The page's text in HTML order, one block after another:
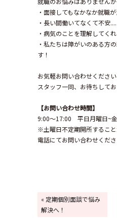
・面接してもなかなか就職
・長い間働いてなくて不安....
・病気のことを理解してく
・私たちは障がいのある方
す！
お気軽お問い合わせください
スタッフ一同、お待ちしてお
【お問い合わせ時間】
9:00～17:00 平日月曜日~金
※土曜日不定期開所するこ
電話にてお問い合わせくださ
« 定期個別面談で悩み
解決へ！